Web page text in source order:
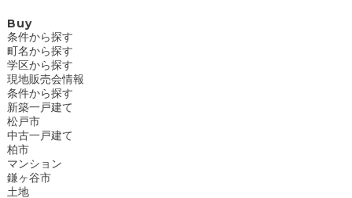
Buy
条件から探す
町名から探す
学区から探す
現地販売会情報
条件から探す
新築一戸建て
松戸市
中古一戸建て
柏市
マンション
鎌ヶ谷市
土地